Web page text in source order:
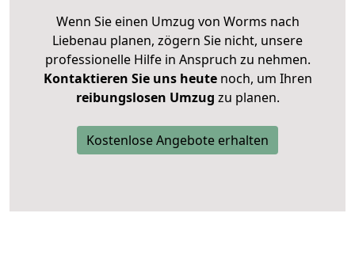
Wenn Sie einen Umzug von Worms nach
Liebenau planen, zögern Sie nicht, unsere
professionelle Hilfe in Anspruch zu nehmen.
Kontaktieren Sie uns heutenoch, um Ihren
reibungslosen Umzug zu planen.
Kostenlose Angebote erhalten